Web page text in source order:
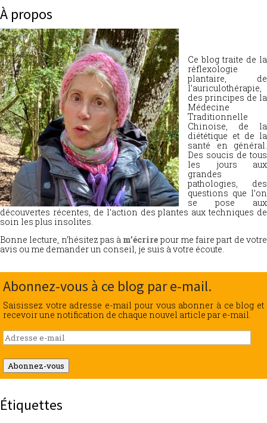
À propos
Ce blog traite de la
réflexologie
plantaire, de
l’auriculothérapie,
des principes de la
Médecine
Traditionnelle
Chinoise, de la
diététique et de la
santé en général.
Des soucis de tous
les jours aux
grandes
pathologies, des
questions que l’on
se pose aux
découvertes récentes, de l’action des plantes aux techniques de
soin les plus insolites.
Bonne lecture, n’hésitez pas à m’écrire pour me faire part de votre
avis ou me demander un conseil, je suis à votre écoute.
Abonnez-vous à ce blog par e-mail.
Saisissez votre adresse e-mail pour vous abonner à ce blog et
recevoir une notification de chaque nouvel article par e-mail.
Adresse
e-
mail
Abonnez-vous
Étiquettes